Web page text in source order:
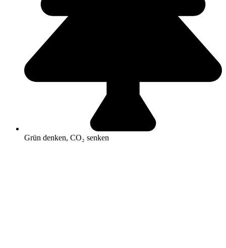
Grün denken, CO₂ senken